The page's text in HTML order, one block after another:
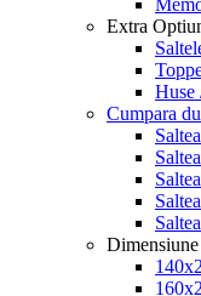
Extra
Huse
Cumpara